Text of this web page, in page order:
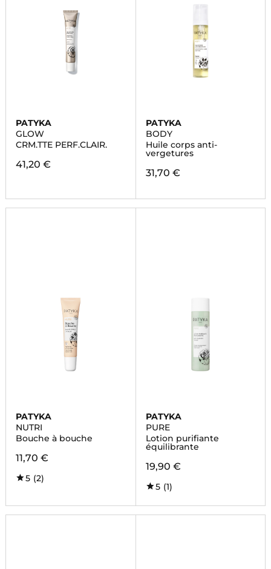
PATYKA
GLOW
CRM.TTE PERF.CLAIR.
41,20 €
PATYKA
BODY
Huile corps anti-
vergetures
31,70 €
PATYKA
NUTRI
Bouche à bouche
11,70 €
5 (2)
PATYKA
PURE
Lotion purifiante
équilibrante
19,90 €
5 (1)